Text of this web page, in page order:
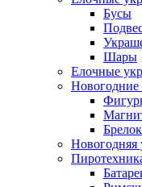
Бусы
Шары
Елочные
Новогодняя